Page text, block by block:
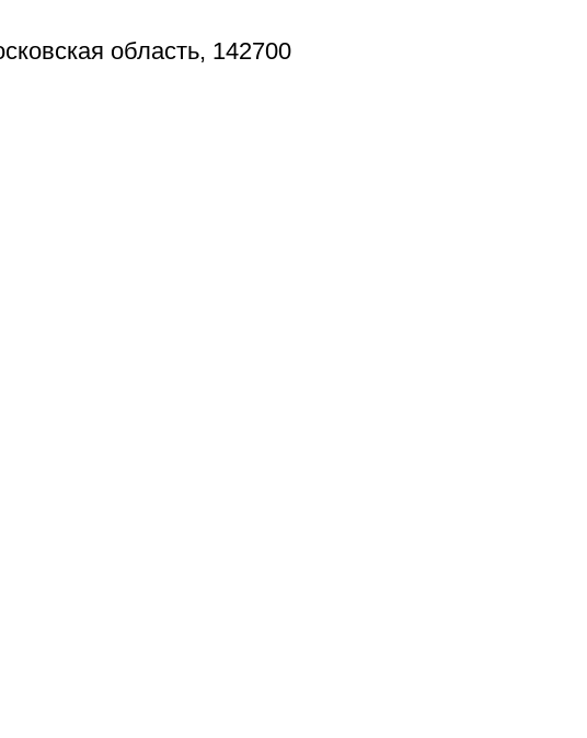
область, 142700